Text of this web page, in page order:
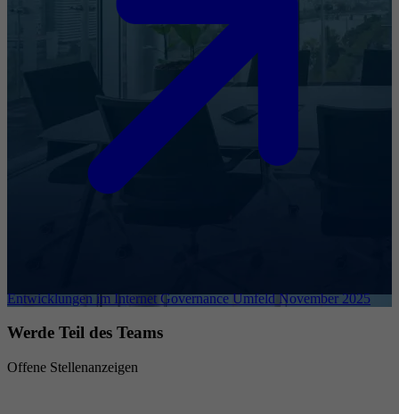
Entwicklungen im Internet Governance Umfeld November 2025
Werde Teil des Teams
Offene Stellenanzeigen